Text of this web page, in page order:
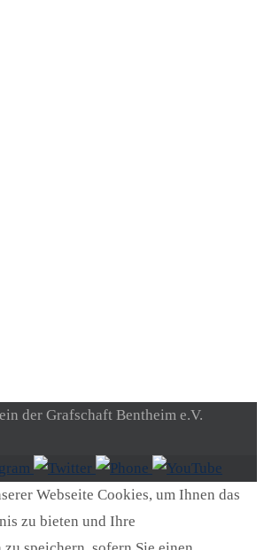
der Grafschaft Bentheim e.V.
Webseite Cookies, um Ihnen das
zu bieten und Ihre